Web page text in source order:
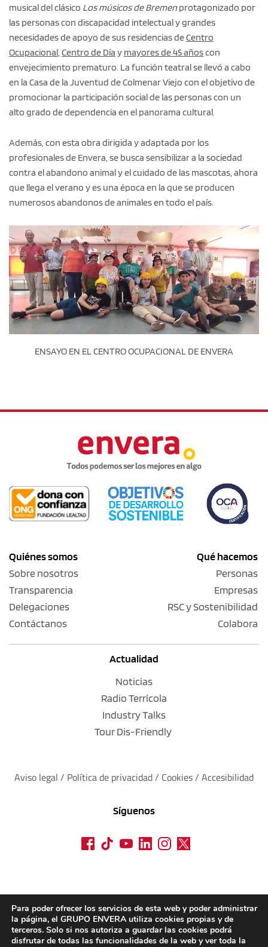
musical del clásico Los músicos de Bremenprotagonizado por
las personas con discapacidad intelectual y grandes
necesidades de apoyo de sus residencias deCentro
Ocupacional Centro de Día y mayores de 45 añoscon
envejecimiento prematuro. La función teatral se llevó a cabo
en la Casa de la Juventud de Colmenar Viejo con el objetivo de
promocionar la participación social de las personas con un
alto grado de dependencia en el panorama cultural.
Además, con esta obra dirigida y adaptada por los
profesionales de Envera, se busca sensibilizar a la sociedad
contra el abandono animal y el cuidado de las mascotas, ahora
que llega el verano y es una época en la que se producen
numerosos abandonos de animales en todo el país.
ENSAYO EN EL CENTRO OCUPACIONAL DE ENVERA
Quiénes somos
Sobre nosotros
Transparencia
Delegaciones
Contáctanos
Qué hacemos
Personas
Empresas
RSC y Sostenibilidad
Colabora
Actualidad
Noticias
Radio Terrícola
Industry Talks
Tour Dis-Friendly
Aviso legal / Política de privacidad / Cookies / Accesibilidad
Síguenos
Para poder ofrecer los servicios de esta web y poder administrar
la página, el GRUPO ENVERA utiliza cookies propias y de
terceros. Solo si nos autoriza a guardar las cookies podrá
disfrutar de todas las funcionalidades de la web y ver toda la